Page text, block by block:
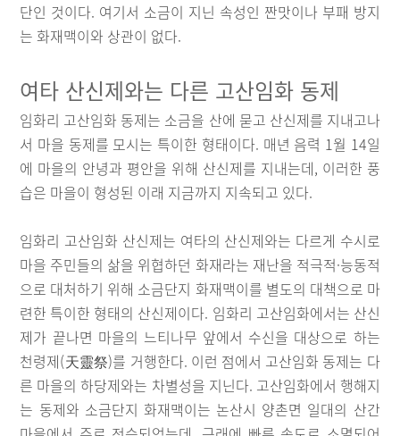
단인 것이다. 여기서 소금이 지닌 속성인 짠맛이나 부패 방지
는 화재맥이와 상관이 없다.
여타 산신제와는 다른 고산임화 동제
임화리 고산임화 동제는 소금을 산에 묻고 산신제를 지내고나
서 마을 동제를 모시는 특이한 형태이다. 매년 음력 1월 14일
에 마을의 안녕과 평안을 위해 산신제를 지내는데, 이러한 풍
습은 마을이 형성된 이래 지금까지 지속되고 있다.
임화리 고산임화 산신제는 여타의 산신제와는 다르게 수시로
마을 주민들의 삶을 위협하던 화재라는 재난을 적극적·능동적
으로 대처하기 위해 소금단지 화재맥이를 별도의 대책으로 마
련한 특이한 형태의 산신제이다. 임화리 고산임화에서는 산신
제가 끝나면 마을의 느티나무 앞에서 수신을 대상으로 하는
천령제(天靈祭)를 거행한다. 이런 점에서 고산임화 동제는 다
른 마을의 하당제와는 차별성을 지닌다. 고산임화에서 행해지
는 동제와 소금단지 화재맥이는 논산시 양촌면 일대의 산간